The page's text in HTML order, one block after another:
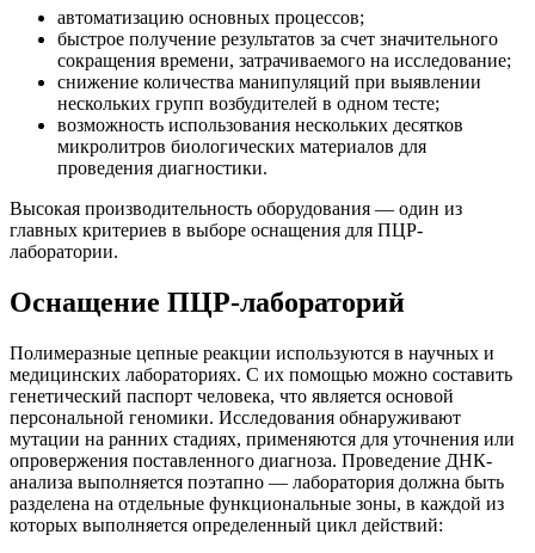
автоматизацию основных процессов;
быстрое получение результатов за счет значительного
сокращения времени, затрачиваемого на исследование;
снижение количества манипуляций при выявлении
нескольких групп возбудителей в одном тесте;
возможность использования нескольких десятков
микролитров биологических материалов для
проведения диагностики.
Высокая производительность оборудования — один из
главных критериев в выборе оснащения для ПЦР-
лаборатории.
Оснащение ПЦР-лабораторий
Полимеразные цепные реакции используются в научных и
медицинских лабораториях. С их помощью можно составить
генетический паспорт человека, что является основой
персональной геномики. Исследования обнаруживают
мутации на ранних стадиях, применяются для уточнения или
опровержения поставленного диагноза. Проведение ДНК-
анализа выполняется поэтапно — лаборатория должна быть
разделена на отдельные функциональные зоны, в каждой из
которых выполняется определенный цикл действий: